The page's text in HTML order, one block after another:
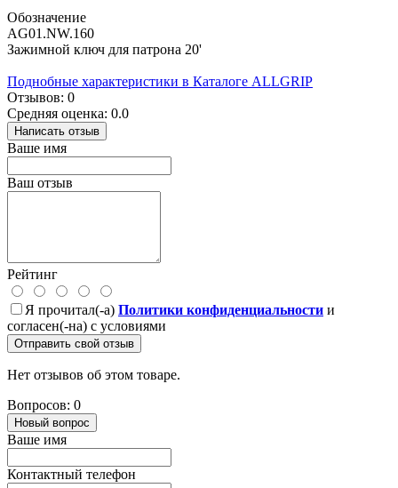
Обозначение
AG01.NW.160
Зажимной ключ для патрона 20'
Поднобные характеристики в Каталоге ALLGRIP
Отзывов: 0
Средняя оценка: 0.0
Написать отзыв
Ваше имя
Ваш отзыв
Рейтинг
Я прочитал(-а) Политики конфиденциальности и
согласен(-на) с условиями
Отправить свой отзыв
Нет отзывов об этом товаре.
Вопросов: 0
Новый вопрос
Ваше имя
Контактный телефон